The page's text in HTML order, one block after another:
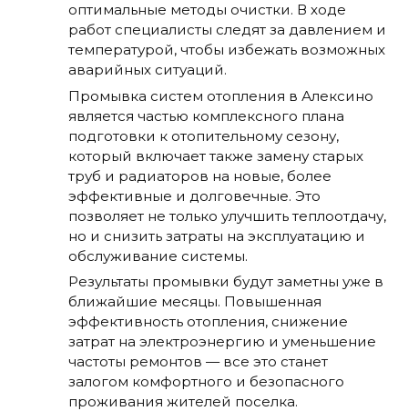
оптимальные методы очистки. В ходе
работ специалисты следят за давлением и
температурой, чтобы избежать возможных
аварийных ситуаций.
Промывка систем отопления в Алексино
является частью комплексного плана
подготовки к отопительному сезону,
который включает также замену старых
труб и радиаторов на новые, более
эффективные и долговечные. Это
позволяет не только улучшить теплоотдачу,
но и снизить затраты на эксплуатацию и
обслуживание системы.
Результаты промывки будут заметны уже в
ближайшие месяцы. Повышенная
эффективность отопления, снижение
затрат на электроэнергию и уменьшение
частоты ремонтов — все это станет
залогом комфортного и безопасного
проживания жителей поселка.